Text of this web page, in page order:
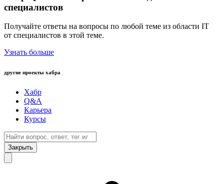
специалистов
Получайте ответы на вопросы по любой теме из области IT
от специалистов в этой теме.
Узнать больше
другие проекты хабра
Хабр
Q&A
Карьера
Курсы
Закрыть